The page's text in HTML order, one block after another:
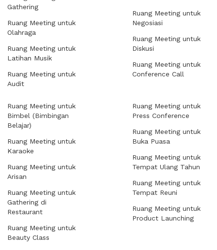
Gathering
Ruang Meeting untuk
Olahraga
Ruang Meeting untuk
Latihan Musik
Ruang Meeting untuk
Audit
Ruang Meeting untuk
Negosiasi
Ruang Meeting untuk
Diskusi
Ruang Meeting untuk
Conference Call
Ruang Meeting untuk
Bimbel (Bimbingan
Belajar)
Ruang Meeting untuk
Karaoke
Ruang Meeting untuk
Arisan
Ruang Meeting untuk
Gathering di
Restaurant
Ruang Meeting untuk
Beauty Class
Ruang Meeting untuk
Press Conference
Ruang Meeting untuk
Buka Puasa
Ruang Meeting untuk
Tempat Ulang Tahun
Ruang Meeting untuk
Tempat Reuni
Ruang Meeting untuk
Product Launching